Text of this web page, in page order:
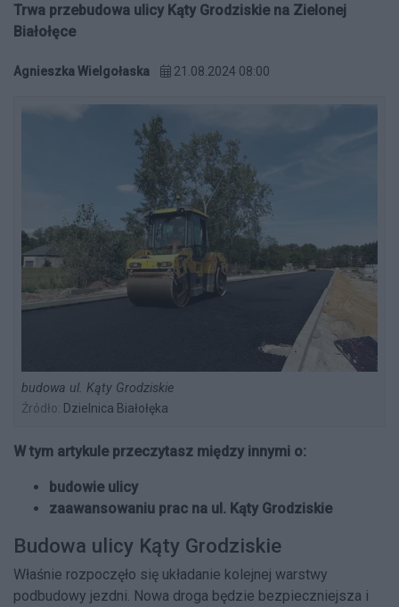
Trwa przebudowa ulicy Kąty Grodziskie na Zielonej
Białołęce
Agnieszka Wielgołaska 21.08.2024 08:00
budowa ul. Kąty Grodziskie
Źródło: Dzielnica Białołęka
W tym artykule przeczytasz między innymi o:
budowie ulicy
zaawansowaniu prac na ul. Kąty Grodziskie
Budowa ulicy Kąty Grodziskie
Właśnie rozpoczęło się układanie kolejnej warstwy
podbudowy jezdni. Nowa droga będzie bezpieczniejsza i